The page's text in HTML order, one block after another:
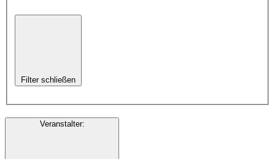
Filter schließen
Veranstalter: